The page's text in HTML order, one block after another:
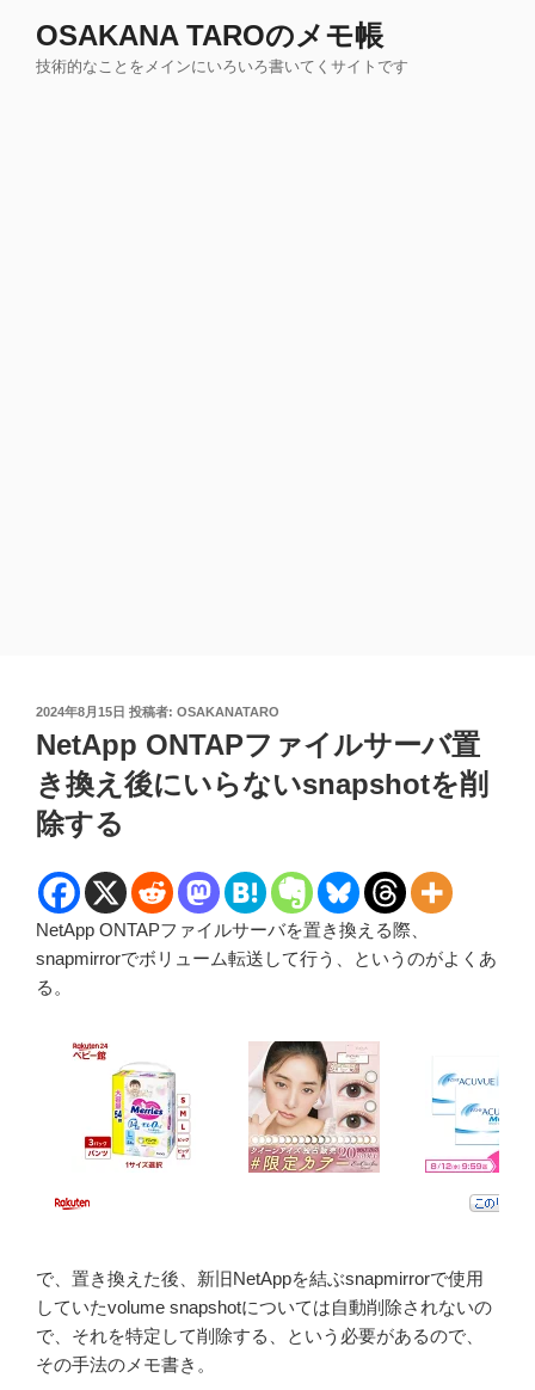
OSAKANA TAROのメモ帳
技術的なことをメインにいろいろ書いてくサイトです
投
稿
日:
2024年8月15日 投稿者: OSAKANATARO
NetApp ONTAPファイルサーバ置
き換え後にいらないsnapshotを削
除する
NetApp ONTAPファイルサーバを置き換える際、
snapmirrorでボリューム転送して行う、というのがよくあ
る。
で、置き換えた後、新旧NetAppを結ぶsnapmirrorで使用
していたvolume snapshotについては自動削除されないの
で、それを特定して削除する、という必要があるので、
その手法のメモ書き。